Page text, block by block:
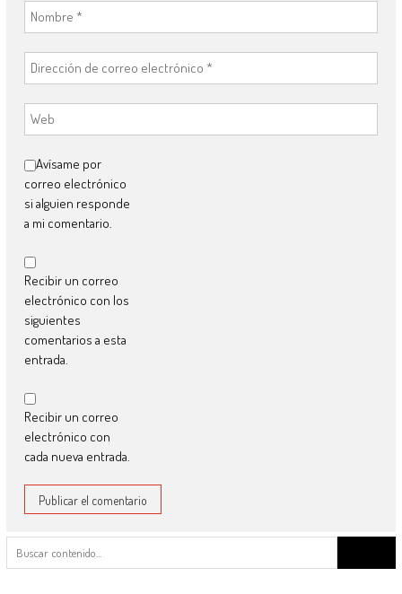
Avísame por
correo electrónico
si alguien responde
a mi comentario.
Recibir un correo
electrónico con los
siguientes
comentarios a esta
entrada.
Recibir un correo
electrónico con
cada nueva entrada.